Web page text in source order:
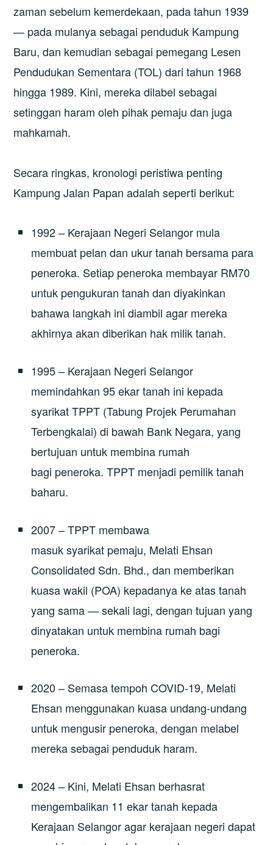
zaman sebelum kemerdekaan, pada tahun 1939
— pada mulanya sebagai penduduk Kampung
Baru, dan kemudian sebagai pemegang Lesen
Pendudukan Sementara (TOL) dari tahun 1968
hingga 1989. Kini, mereka dilabel sebagai
setinggan haram oleh pihak pemaju dan juga
mahkamah.
Secara ringkas, kronologi peristiwa penting
Kampung Jalan Papan adalah seperti berikut:
1992 – Kerajaan Negeri Selangor mula
membuat pelan dan ukur tanah bersama para
peneroka. Setiap peneroka membayar RM70
untuk pengukuran tanah dan diyakinkan
bahawa langkah ini diambil agar mereka
akhirnya akan diberikan hak milik tanah.
1995 – Kerajaan Negeri Selangor
memindahkan 95 ekar tanah ini kepada
syarikat TPPT (Tabung Projek Perumahan
Terbengkalai) di bawah Bank Negara, yang
bertujuan untuk membina rumah
bagi peneroka. TPPT menjadi pemilik tanah
baharu.
2007 – TPPT membawa
masuk syarikat pemaju, Melati Ehsan
Consolidated Sdn. Bhd., dan memberikan
kuasa wakil (POA) kepadanya ke atas tanah
yang sama — sekali lagi, dengan tujuan yang
dinyatakan untuk membina rumah bagi
peneroka.
2020 – Semasa tempoh COVID-19, Melati
Ehsan menggunakan kuasa undang-undang
untuk mengusir peneroka, dengan melabel
mereka sebagai penduduk haram.
2024 – Kini, Melati Ehsan berhasrat
mengembalikan 11 ekar tanah kepada
Kerajaan Selangor agar kerajaan negeri dapat